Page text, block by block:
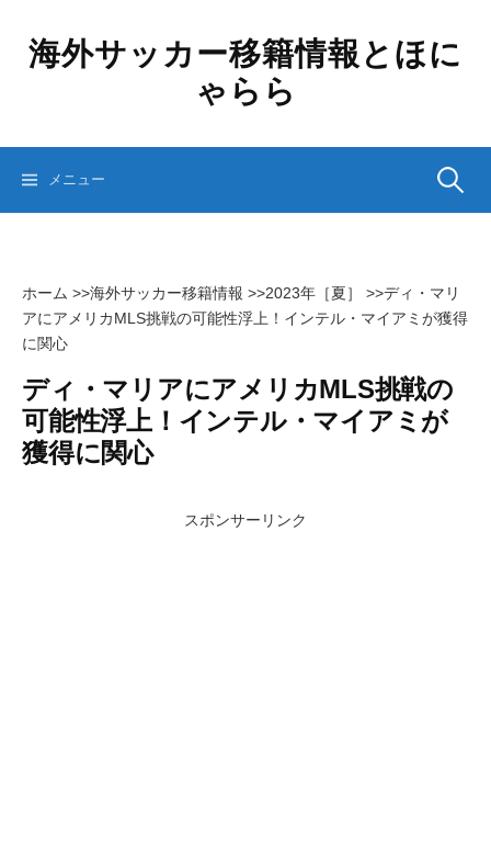
ッ
海外サッカー移籍情報とほに
ゃらら
メニュー 検
ホーム >>海外サッカー移籍情報 >>2023年［夏］ >>ディ・マリ
アにアメリカMLS挑戦の可能性浮上！インテル・マイアミが獲得
に関心
ディ・マリアにアメリカMLS挑戦の
可能性浮上！インテル・マイアミが
獲得に関心
スポンサーリンク